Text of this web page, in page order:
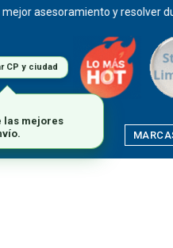
asesoramiento y resolver
CP y ciudad